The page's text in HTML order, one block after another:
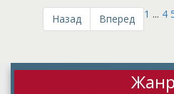
Назад 1 ... 4
Вперед